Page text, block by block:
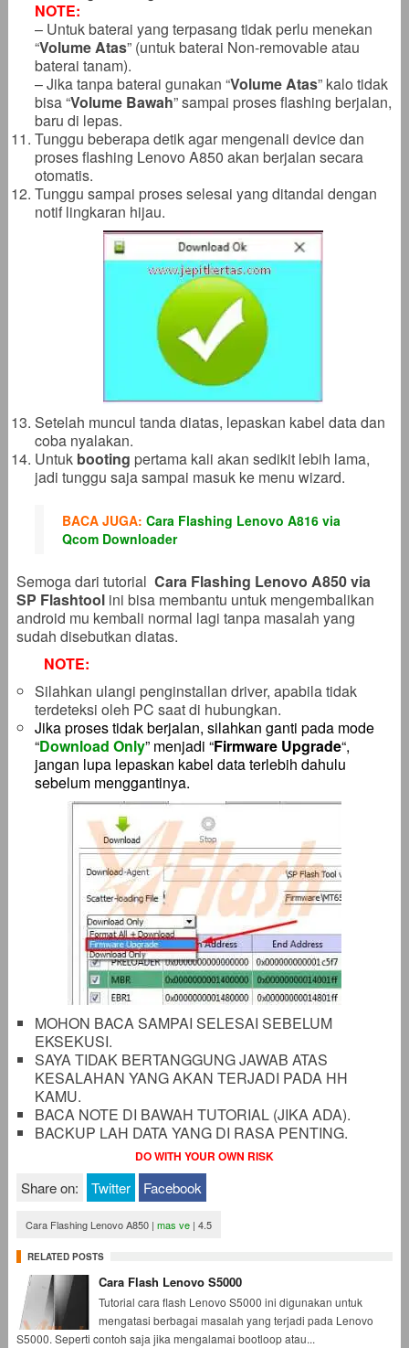
NOTE:
– Untuk baterai yang terpasang tidak perlu menekan
“Volume Atas” (untuk baterai Non-removable atau
baterai tanam).
– Jika tanpa baterai gunakan “Volume Atas” kalo tidak
bisa “Volume Bawah” sampai proses flashing berjalan,
baru di lepas.
Tunggu beberapa detik agar mengenali device dan
proses flashing Lenovo A850 akan berjalan secara
otomatis.
Tunggu sampai proses selesai yang ditandai dengan
notif lingkaran hijau.
Setelah muncul tanda diatas, lepaskan kabel data dan
coba nyalakan.
Untuk booting pertama kali akan sedikit lebih lama,
jadi tunggu saja sampai masuk ke menu wizard.
BACA JUGA: Cara Flashing Lenovo A816 via
Qcom Downloader
Semoga dari tutorial Cara Flashing Lenovo A850 via
SP Flashtoolini bisa membantu untuk mengembalikan
android mu kembali normal lagi tanpa masalah yang
sudah disebutkan diatas.
NOTE:
Silahkan ulangi penginstallan driver, apabila tidak
terdeteksi oleh PC saat di hubungkan.
Jika proses tidak berjalan, silahkan ganti pada mode
“Download Only” menjadi “Firmware Upgrade“,
jangan lupa lepaskan kabel data terlebih dahulu
sebelum menggantinya.
MOHON BACA SAMPAI SELESAI SEBELUM
EKSEKUSI.
SAYA TIDAK BERTANGGUNG JAWAB ATAS
KESALAHAN YANG AKAN TERJADI PADA HH
KAMU.
BACA NOTE DI BAWAH TUTORIAL (JIKA ADA).
BACKUP LAH DATA YANG DI RASA PENTING.
DO WITH YOUR OWN RISK
Share on: Twitter Facebook
Cara Flashing Lenovo A850| mas ve | 4.5
RELATED POSTS
Cara Flash Lenovo S5000
Tutorial cara flash Lenovo S5000 ini digunakan untuk
mengatasi berbagai masalah yang terjadi pada Lenovo
S5000. Seperti contoh saja jika mengalamai bootloop atau...